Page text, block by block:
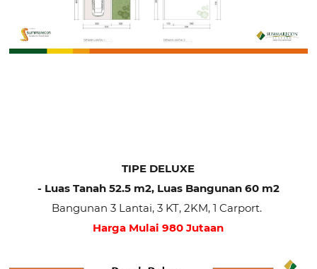
TIPE DELUXE
- Luas Tanah 52.5 m2, Luas Bangunan 60 m2
Bangunan 3 Lantai, 3 KT, 2KM, 1 Carport.
Harga Mulai 980 Jutaan